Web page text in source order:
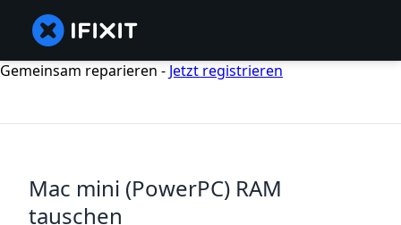
Gemeinsam reparieren - Jetzt registrieren
Mac mini (PowerPC) RAM
tauschen